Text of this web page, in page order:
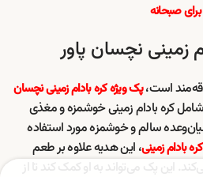
است،پک ویژه کره بادام زمینی نچسان
کره بادام زمینی خوشمزه و مغذی
سالم و خوشمزه مورد استفاده
کره بادام زمینی، این هدیه علاوه بر طعم